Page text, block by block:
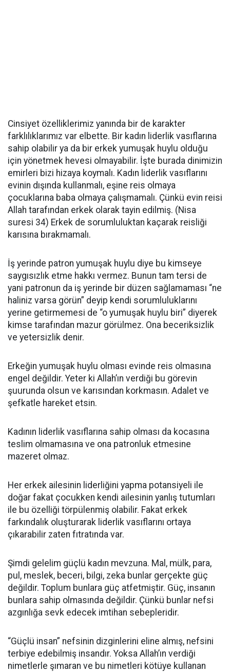
Cinsiyet özelliklerimiz yanında bir de karakter
farklılıklarımız var elbette. Bir kadın liderlik vasıflarına
sahip olabilir ya da bir erkek yumuşak huylu olduğu
için yönetmek hevesi olmayabilir. İşte burada dinimizin
emirleri bizi hizaya koymalı. Kadın liderlik vasıflarını
evinin dışında kullanmalı, eşine reis olmaya
çocuklarına baba olmaya çalışmamalı. Çünkü evin reisi
Allah tarafından erkek olarak tayin edilmiş. (Nisa
suresi 34) Erkek de sorumluluktan kaçarak reisliği
karısına bırakmamalı.
İş yerinde patron yumuşak huylu diye bu kimseye
saygısızlık etme hakkı vermez. Bunun tam tersi de
yani patronun da iş yerinde bir düzen sağlamaması “ne
haliniz varsa görün” deyip kendi sorumluluklarını
yerine getirmemesi de “o yumuşak huylu biri” diyerek
kimse tarafından mazur görülmez. Ona beceriksizlik
ve yetersizlik denir.
Erkeğin yumuşak huylu olması evinde reis olmasına
engel değildir. Yeter ki Allah’ın verdiği bu görevin
şuurunda olsun ve karısından korkmasın. Adalet ve
şefkatle hareket etsin.
Kadının liderlik vasıflarına sahip olması da kocasına
teslim olmamasına ve ona patronluk etmesine
mazeret olmaz.
Her erkek ailesinin liderliğini yapma potansiyeli ile
doğar fakat çocukken kendi ailesinin yanlış tutumları
ile bu özelliği törpülenmiş olabilir. Fakat erkek
farkındalık oluşturarak liderlik vasıflarını ortaya
çıkarabilir zaten fıtratında var.
Şimdi gelelim güçlü kadın mevzuna. Mal, mülk, para,
pul, meslek, beceri, bilgi, zeka bunlar gerçekte güç
değildir. Toplum bunlara güç atfetmiştir. Güç, insanın
bunlara sahip olmasında değildir. Çünkü bunlar nefsi
azgınlığa sevk edecek imtihan sebepleridir.
“Güçlü insan” nefsinin dizginlerini eline almış, nefsini
terbiye edebilmiş insandır. Yoksa Allah’ın verdiği
nimetlerle şımaran ve bu nimetleri kötüye kullanan